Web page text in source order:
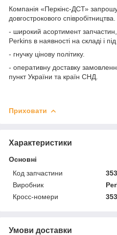
Компанія «Перкінс-ДСТ»
довгострокового
- широкий асортимент запчастин,
Perkins в наявності на складі і
- гнучку цінову політику.
- оперативну доставку
пункт України та країн СНД.
Приховати
Характеристики
Основні
Код запчастини
Виробник
Кросс-номери
Умови доставки